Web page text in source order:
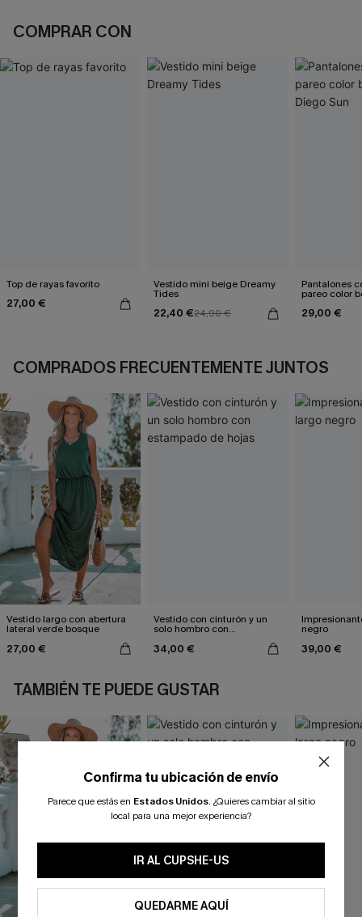
COMPRAR CON
Top de rayas favorito
27,00 €
Vestido mini beige Dreamy
Tides
22,40 €24,90 €
Pantalones
pareo color
Diego Sun
29,00 €
COMPRADOS FRECUENTEMENTE JUNTOS
Vestido largo con abertura
lateral verde bosque
27,00 €
Vestido con cinturón y un
solo hombro con
34,00 €
negro
39,00 €
TAMBIÉN TE PUEDE GUSTAR
Confirma tu ubicación de envío
Parece que estás en Estados Unidos. ¿Quieres cambiar al sitio
local para una mejor experiencia?
IR AL CUPSHE-US
QUEDARME AQUÍ